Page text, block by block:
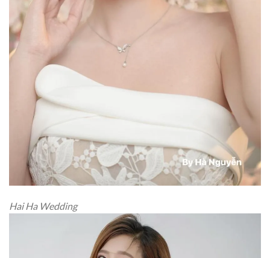
Hai Ha Wedding